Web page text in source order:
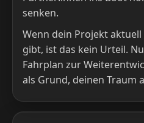
senken.
Wenn dein Projekt
gibt, ist das kein Urteil.
Fahrplan zur
als Grund, deinen Traum